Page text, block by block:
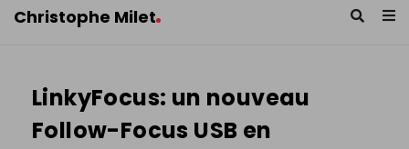
Christophe Milet
LinkyFocus: un nouveau
Follow-Focus USB en